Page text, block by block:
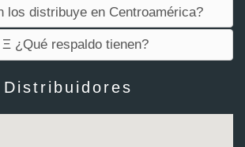
los distribuye en Centroamérica?
Ξ ¿Qué respaldo tienen?
Distribuidores